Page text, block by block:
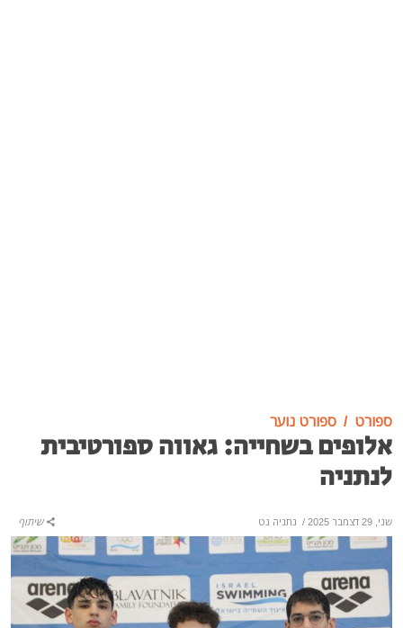
ספורט ספורט נוער
אלופים בשחייה: גאווה ספורטיבית
לנתניה
שני, 29 דצמבר 2025 / נתניה נט שיתוף